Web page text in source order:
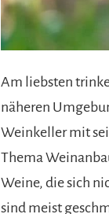
Am liebsten
näheren
Weinkeller mit
Thema
Weine, die sich
sind meist